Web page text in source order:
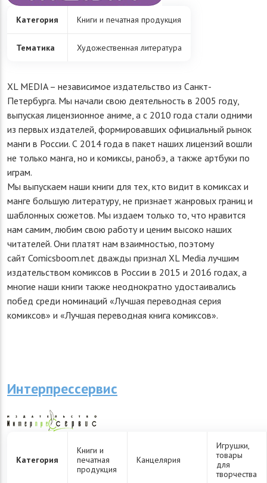
Категория Книги и печатная продукция
Тематика Художественная литература
XL MEDIA – независимое издательство из Санкт-
Петербурга. Мы начали свою деятельность в 2005 году,
выпуская лицензионное аниме, а с 2010 года стали одними
из первых издателей, формировавших официальный рынок
манги в России. С 2014 года в пакет наших лицензий вошли
не только манга, но и комиксы, ранобэ, а также артбуки по
играм.
Мы выпускаем наши книги для тех, кто видит в комиксах и
манге большую литературу, не признает жанровых границ и
шаблонных сюжетов. Мы издаем только то, что нравится
нам самим, любим свою работу и ценим высоко наших
читателей. Они платят нам взаимностью, поэтому
сайт Comicsboom.net дважды признал XL Media лучшим
издательством комиксов в России в 2015 и 2016 годах, а
многие наши книги также неоднократно удостаивались
побед среди номинаций «Лучшая переводная серия
комиксов» и «Лучшая переводная книга комиксов».
Интерпрессервис
Категория
Книги и
печатная
продукция
Канцелярия
Игрушки,
товары
для
творчества